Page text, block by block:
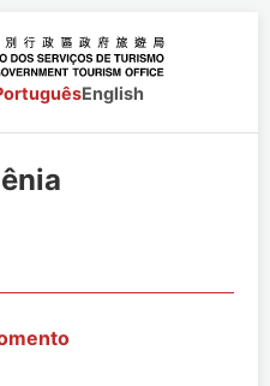
English